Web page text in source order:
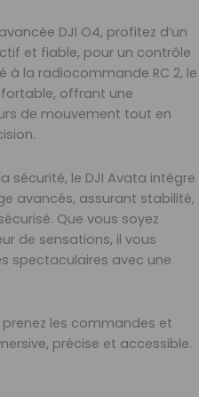
DJI O4, profitez d’un
et fiable, pour un contrôle
à la radiocommande RC 2, le
offrant une
de mouvement tout en
sécurité, le DJI Avata intègre
avancés, assurant stabilité,
Que vous soyez
de sensations, il vous
spectaculaires avec une
prenez les commandes et
précise et accessible.